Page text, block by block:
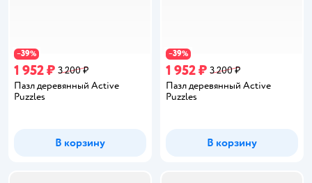
−39%
1 952 ₽ 3 200 ₽
Пазл деревянный Active
Puzzles
В корзину
−39%
1 952 ₽ 3 200 ₽
Пазл деревянный Active
Puzzles
В корзину